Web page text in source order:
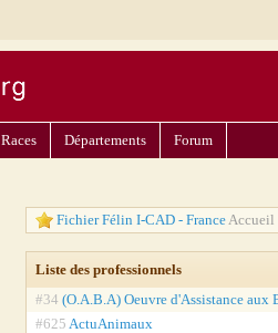
Races Départements Forum
Fichier Félin I-CAD - FranceAccueil
Liste des professionnels
#34 (O.A.B.A) Oeuvre d'Assistance aux
#625 ActuAnimaux